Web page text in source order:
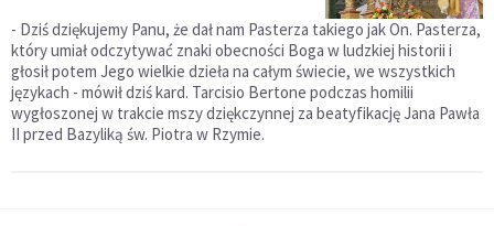
- Dziś dziękujemy Panu, że dał nam Pasterza takiego jak On. Pasterza,
który umiał odczytywać znaki obecności Boga w ludzkiej historii i
głosił potem Jego wielkie dzieła na całym świecie, we wszystkich
językach - mówił dziś kard. Tarcisio Bertone podczas homilii
wygłoszonej w trakcie mszy dziękczynnej za beatyfikację Jana Pawła
II przed Bazyliką św. Piotra w Rzymie.